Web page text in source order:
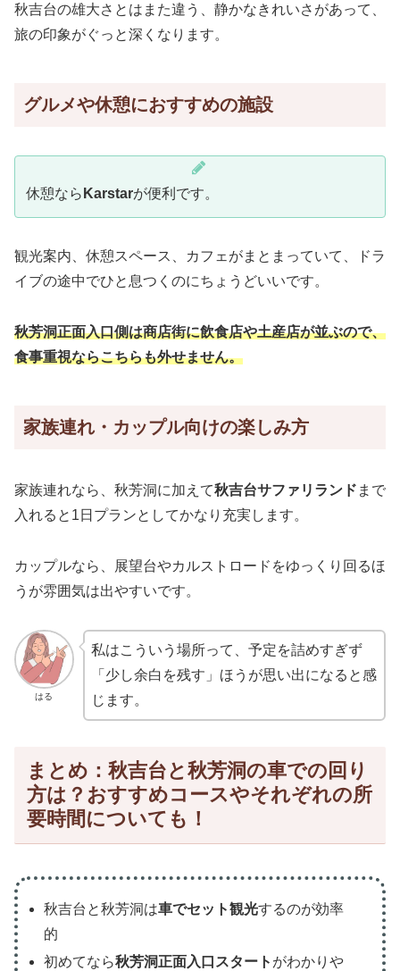
秋吉台の雄大さとはまた違う、静かなきれいさがあって、
旅の印象がぐっと深くなります。
グルメや休憩におすすめの施設
休憩なら Karstarが便利です。
観光案内、休憩スペース、カフェがまとまっていて、ドラ
イブの途中でひと息つくのにちょうどいいです。
秋芳洞正面入口側は商店街に飲食店や土産店が並ぶので、
食事重視ならこちらも外せません。
家族連れ・カップル向けの楽しみ方
家族連れなら、秋芳洞に加えて秋吉台サファリランド まで
入れると1日プランとしてかなり充実します。
カップルなら、展望台やカルストロードをゆっくり回るほ
うが雰囲気は出やすいです。
はる
私はこういう場所って、予定を詰めすぎず
「少し余白を残す」ほうが思い出になると感
じます。
まとめ：秋吉台と秋芳洞の車での回り
方は？おすすめコースやそれぞれの所
要時間についても！
秋吉台と秋芳洞は車でセット観光するのが効率
的
初めてなら秋芳洞正面入口スタート がわかりや